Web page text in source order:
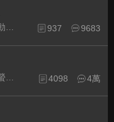
937 9683
4098 4萬